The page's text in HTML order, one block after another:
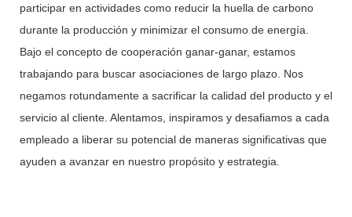
participar en actividades como reducir la huella de carbono
durante la producción y minimizar el consumo de energía.
Bajo el concepto de cooperación ganar-ganar, estamos
trabajando para buscar asociaciones de largo plazo. Nos
negamos rotundamente a sacrificar la calidad del producto y el
servicio al cliente. Alentamos, inspiramos y desafiamos a cada
empleado a liberar su potencial de maneras significativas que
ayuden a avanzar en nuestro propósito y estrategia.